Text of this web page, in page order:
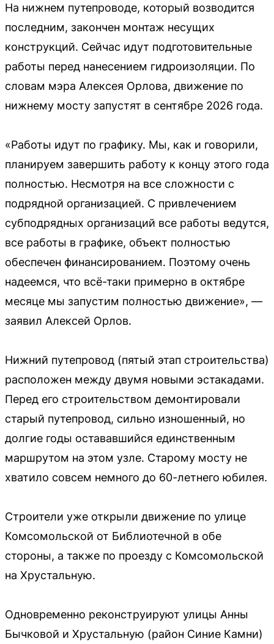
На нижнем путепроводе, который возводится
последним, закончен монтаж несущих
конструкций. Сейчас идут подготовительные
работы перед нанесением гидроизоляции. По
словам мэра Алексея Орлова, движение по
нижнему мосту запустят в сентябре 2026 года.
«Работы идут по графику. Мы, как и говорили,
планируем завершить работу к концу этого года
полностью. Несмотря на все сложности с
подрядной организацией. С привлечением
субподрядных организаций все работы ведутся,
все работы в графике, объект полностью
обеспечен финансированием. Поэтому очень
надеемся, что всё-таки примерно в октябре
месяце мы запустим полностью движение», —
заявил Алексей Орлов.
Нижний путепровод (пятый этап строительства)
расположен между двумя новыми эстакадами.
Перед его строительством демонтировали
старый путепровод, сильно изношенный, но
долгие годы остававшийся единственным
маршрутом на этом узле. Старому мосту не
хватило совсем немного до 60-летнего юбилея.
Строители уже открыли движение по улице
Комсомольской от Библиотечной в обе
стороны, а также по проезду с Комсомольской
на Хрустальную.
Одновременно реконструируют улицы Анны
Бычковой и Хрустальную (район Синие Камни)